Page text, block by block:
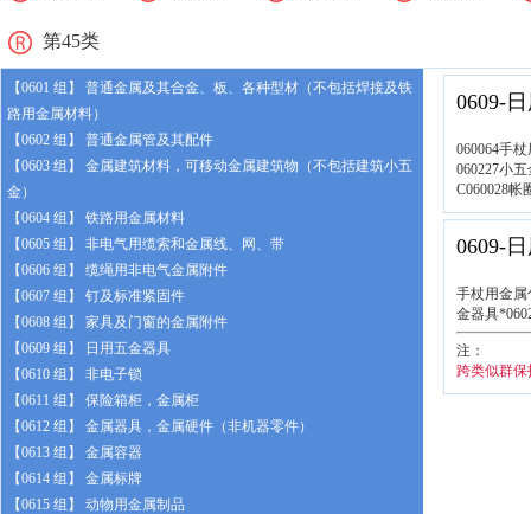
第45类
【0601 组】 普通金属及其合金、板、各种型材（不包括焊接及铁
路用金属材料）
【0602 组】 普通金属管及其配件
【0603 组】 金属建筑材料，可移动金属建筑物（不包括建筑小五
金）
【0604 组】 铁路用金属材料
【0605 组】 非电气用缆索和金属线、网、带
【0606 组】 缆绳用非电气金属附件
【0607 组】 钉及标准紧固件
【0608 组】 家具及门窗的金属附件
【0609 组】 日用五金器具
【0610 组】 非电子锁
【0611 组】 保险箱柜，金属柜
【0612 组】 金属器具，金属硬件（非机器零件）
【0613 组】 金属容器
【0614 组】 金属标牌
【0615 组】 动物用金属制品
0609-
060064手
060227小
C060028帐
0609-
手杖用金属
金器具
注：
跨类似群保